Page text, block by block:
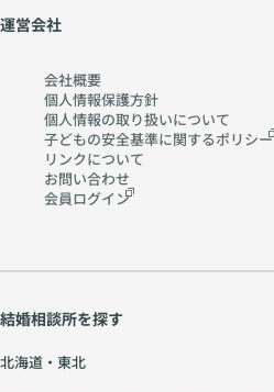
運営会社
会社概要
個人情報保護方針
個人情報の取り扱いについて
子どもの安全基準に関するポリシー
リンクについて
お問い合わせ
会員ログイン
結婚相談所を探す
北海道・東北